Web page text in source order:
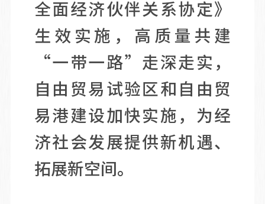
全面经济伙伴关系协定》
生效实施，高质量共建
“一带一路”走深走实，
自由贸易试验区和自由贸
易港建设加快实施，为经
济社会发展提供新机遇、
拓展新空间。